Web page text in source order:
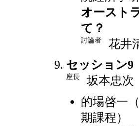
オースト
て？
討論者
花井
セッション
座長
坂本忠次
的場啓一
期課程）